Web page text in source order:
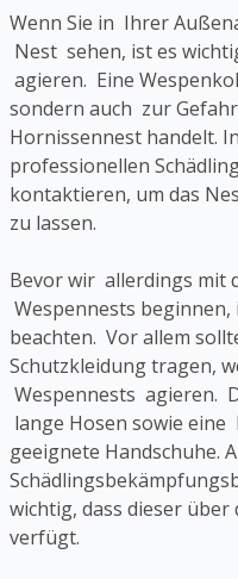
Wenn Sie in Ihrer
Nest sehen, ist es
agieren. Eine
sondern auch zur
Hornissennest handelt.
professionellen
kontaktieren, um das
zu lassen.
Bevor wir allerdings mit
Wespennests
beachten. Vor allem
Schutzkleidung tragen,
Wespennests agieren.
lange Hosen sowie
geeignete Handschuhe.
wichtig, dass dieser
verfügt.